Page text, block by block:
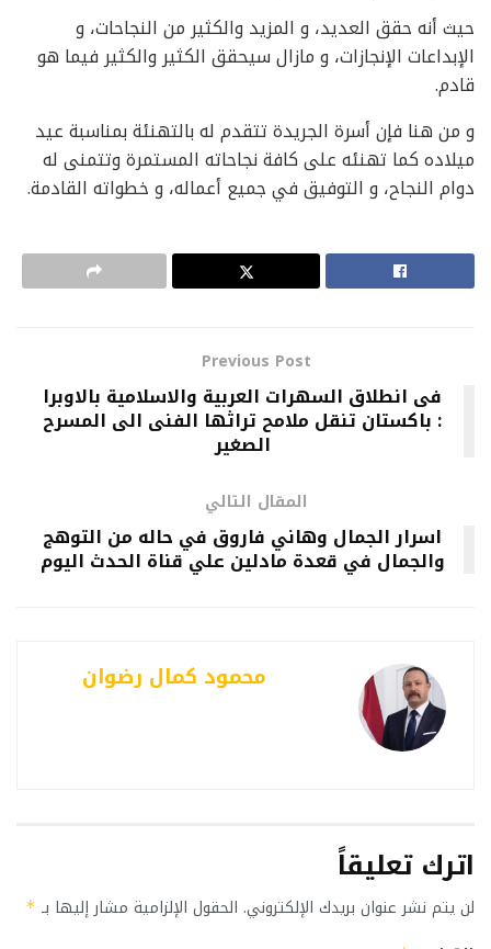
حيث أنه حقق العديد، و المزيد والكثير من النجاحات، و
الإبداعات الإنجازات، و مازال سيحقق الكثير والكثير فيما هو
قادم.
و من هنا فإن أسرة الجريدة تتقدم له بالتهنئة بمناسبة عيد
ميلاده كما تهنئه على كافة نجاحاته المستمرة وتتمنى له
دوام النجاح، و التوفيق في جميع أعماله، و خطواته القادمة.
Previous Post
فى انطلاق السهرات العربية والاسلامية بالاوبرا
: باكستان تنقل ملامح تراثها الفنى الى المسرح
الصغير
المقال التالي
اسرار الجمال وهاني فاروق في حاله من التوهج
والجمال في قعدة مادلين علي قناة الحدث اليوم
محمود كمال رضوان
اترك تعليقاً
لن يتم نشر عنوان بريدك الإلكتروني. الحقول الإلزامية مشار إليها بـ *